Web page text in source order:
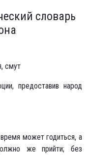
словарь
смут
предоставив народ
может годиться, а
же прийти; без